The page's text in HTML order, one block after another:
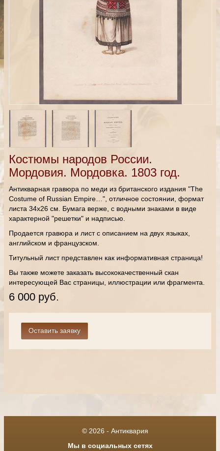
Костюмы народов России.
Мордовия. Мордовка. 1803 год.
Антикварная гравюра по меди из британского издания "The
Costume of Russian Empire…", отличное состоянии, формат
листа 34х26 см. Бумага верже, с водными знаками в виде
характерной "решетки" и надписью.
Продается гравюра и лист с описанием на двух языках,
английском и французском.
Титульный лист представлен как информативная страница!
Вы также можете заказать высококачественный скан
интересующей Вас страницы, иллюстрации или фрагмента.
6 000 руб.
© 2026 - Антиквария
Мы в социальных сетях